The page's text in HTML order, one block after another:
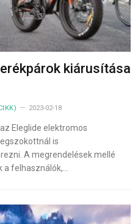
kiárusítása
2023-02-18
Eleglide elektromos
is
A megrendelések mellé
felhasználók,…